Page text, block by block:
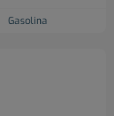
Gasolina